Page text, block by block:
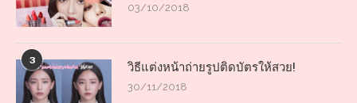
03/10/2018
3 วิธีแต่งหน้าถ่ายรูปติดบัตรให้สวย!
30/11/2018